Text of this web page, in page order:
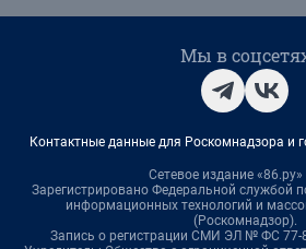
Мы в
Контактные данные для Роскомнадзора и
Сетевое издание «86.ру»
Зарегистрировано Федеральной службой
информационных технологий и
(Роскомнадзор).
Запись о регистрации СМИ ЭЛ № ФС 77-